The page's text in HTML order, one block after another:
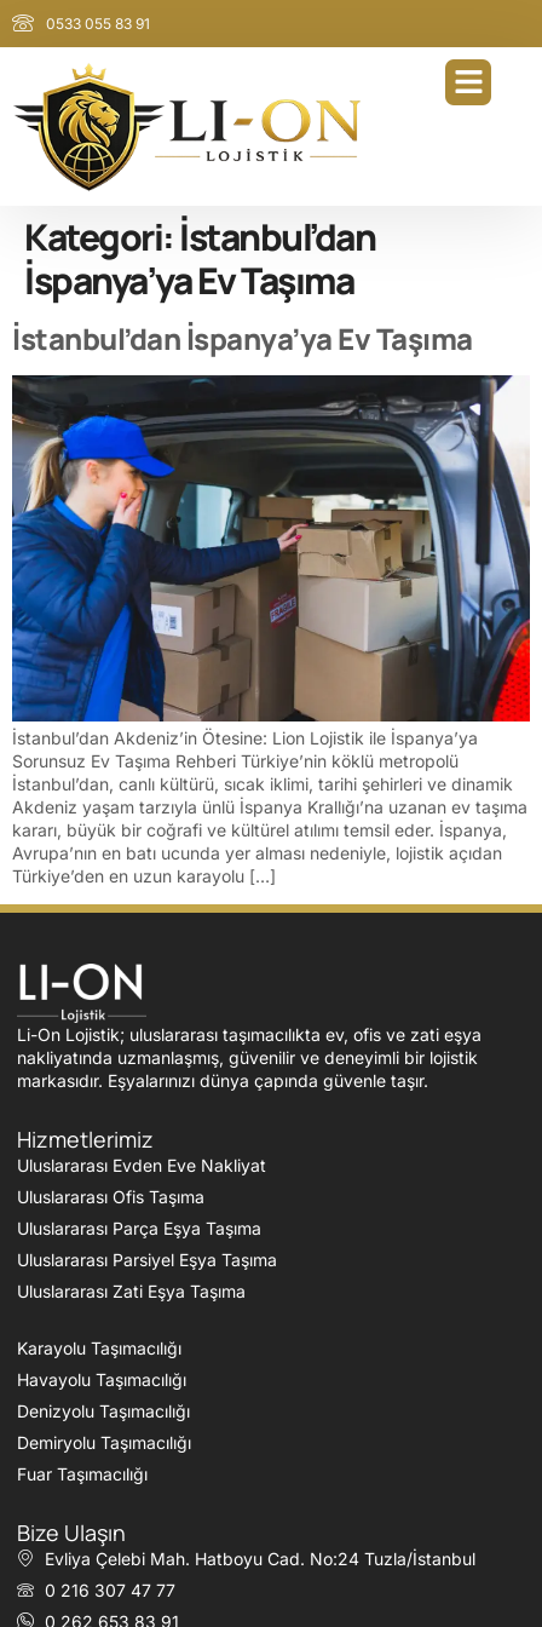
0533 055 83 91
Kategori:İstanbul’dan
İspanya’ya Ev Taşıma
İstanbul’dan İspanya’ya Ev Taşıma
İstanbul’dan Akdeniz’in Ötesine: Lion Lojistik ile İspanya’ya
Sorunsuz Ev Taşıma Rehberi Türkiye’nin köklü metropolü
İstanbul’dan, canlı kültürü, sıcak iklimi, tarihi şehirleri ve dinamik
Akdeniz yaşam tarzıyla ünlü İspanya Krallığı’na uzanan ev taşıma
kararı, büyük bir coğrafi ve kültürel atılımı temsil eder. İspanya,
Avrupa’nın en batı ucunda yer alması nedeniyle, lojistik açıdan
Türkiye’den en uzun karayolu […]
Li-On Lojistik; uluslararası taşımacılıkta ev, ofis ve zati eşya
nakliyatında uzmanlaşmış, güvenilir ve deneyimli bir lojistik
markasıdır. Eşyalarınızı dünya çapında güvenle taşır.
Hizmetlerimiz
Uluslararası Evden Eve Nakliyat
Uluslararası Ofis Taşıma
Uluslararası Parça Eşya Taşıma
Uluslararası Parsiyel Eşya Taşıma
Uluslararası Zati Eşya Taşıma
Karayolu Taşımacılığı
Havayolu Taşımacılığı
Denizyolu Taşımacılığı
Demiryolu Taşımacılığı
Fuar Taşımacılığı
Bize Ulaşın
Evliya Çelebi Mah. Hatboyu Cad. No:24 Tuzla/İstanbul
0 216 307 47 77
0 262 653 83 91